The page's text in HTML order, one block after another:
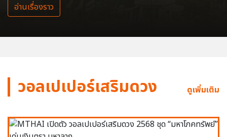
อ่านเรื่องราว
วอลเปเปอร์เสริมดวง ดูเพิ่มเติม